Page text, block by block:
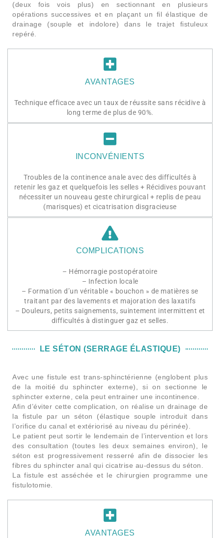
(deux fois vois plus) en sectionnant en plusieurs
opérations successives et en plaçant un fil élastique de
drainage (souple et indolore) dans le trajet fistuleux
repéré.
AVANTAGES
Technique efficace avec un taux de réussite sans récidive à
long terme de plus de 90%.
INCONVÉNIENTS
Troubles de la continence anale avec des difficultés à
retenir les gaz et quelquefois les selles + Récidives pouvant
nécessiter un nouveau geste chirurgical + replis de peau
(marisques) et cicatrisation disgracieuse
COMPLICATIONS
– Hémorragie postopératoire
– Infection locale
– Formation d’un véritable « bouchon » de matières se
traitant par des lavements et majoration des laxatifs
– Douleurs, petits saignements, suintement intermittent et
difficultés à distinguer gaz et selles.
LE SÉTON (SERRAGE ÉLASTIQUE)
Avec une fistule est trans-sphinctérienne (englobent plus
de la moitié du sphincter externe), si on sectionne le
sphincter externe, cela peut entrainer une incontinence.
Afin d’éviter cette complication, on réalise un drainage de
la fistule par un séton (élastique souple introduit dans
l’orifice du canal et extériorisé au niveau du périnée).
Le patient peut sortir le lendemain de l’intervention et lors
des consultation (toutes les deux semaines environ), le
séton est progressivement resserré afin de dissocier les
fibres du sphincter anal qui cicatrise au-dessus du séton.
La fistule est asséchée et le chirurgien programme une
fistulotomie.
AVANTAGES